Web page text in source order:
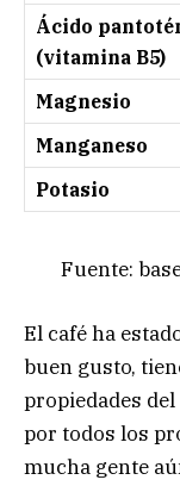
Ácido
(vitamina B5)
Magnesio
Manganeso
Potasio
Fuente:
El café ha
buen gusto,
propiedades del
por todos los
mucha gente